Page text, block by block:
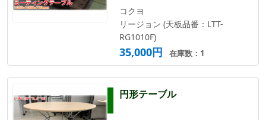
コクヨ
リージョン (天板品番：LTT-
RG1010F)
35,000円 在庫数：1
円形テーブル